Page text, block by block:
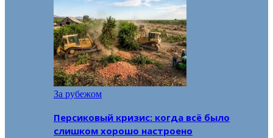
За рубежом
Персиковый кризис: когда всё было
слишком хорошо настроено